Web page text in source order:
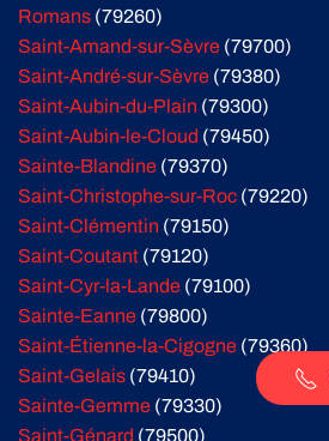
Romans (79260)
Saint-Amand-sur-Sèvre (79700)
Saint-André-sur-Sèvre (79380)
Saint-Aubin-du-Plain (79300)
Saint-Aubin-le-Cloud (79450)
Sainte-Blandine (79370)
Saint-Christophe-sur-Roc (79220)
Saint-Clémentin (79150)
Saint-Coutant (79120)
Saint-Cyr-la-Lande (79100)
Sainte-Eanne (79800)
Saint-Étienne-la-Cigogne (79360)
Saint-Gelais (79410)
Sainte-Gemme (79330)
Saint-Génard (79500)